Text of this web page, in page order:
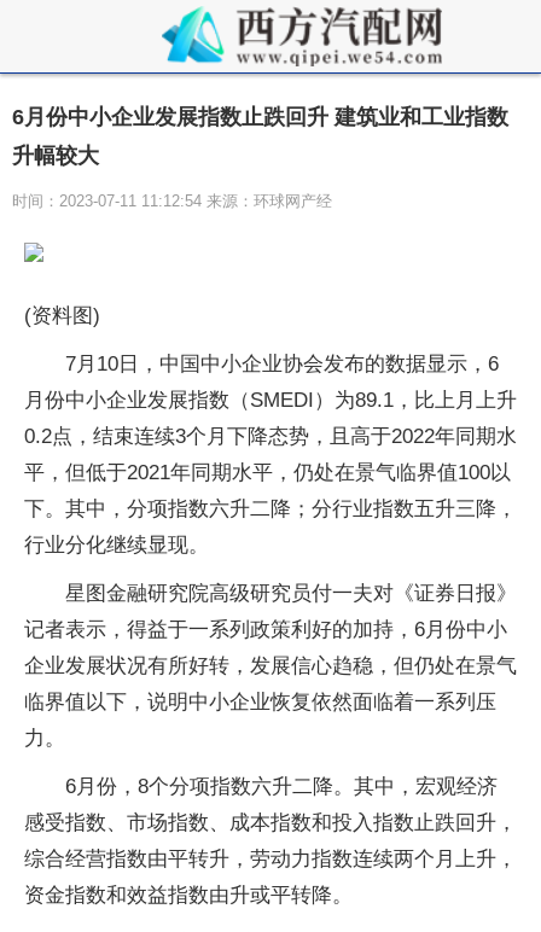
6月份中小企业发展指数止跌回升 建筑业和工业指数
升幅较大
时间：2023-07-11 11:12:54 来源：环球网产经
(资料图)
7月10日，中国中小企业协会发布的数据显示，6
月份中小企业发展指数（SMEDI）为89.1，比上月上升
0.2点，结束连续3个月下降态势，且高于2022年同期水
平，但低于2021年同期水平，仍处在景气临界值100以
下。其中，分项指数六升二降；分行业指数五升三降，
行业分化继续显现。
星图金融研究院高级研究员付一夫对《证券日报》
记者表示，得益于一系列政策利好的加持，6月份中小
企业发展状况有所好转，发展信心趋稳，但仍处在景气
临界值以下，说明中小企业恢复依然面临着一系列压
力。
6月份，8个分项指数六升二降。其中，宏观经济
感受指数、市场指数、成本指数和投入指数止跌回升，
综合经营指数由平转升，劳动力指数连续两个月上升，
资金指数和效益指数由升或平转降。